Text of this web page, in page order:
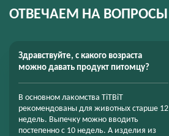
ОТВЕЧАЕМ НА ВОПРОСЫ
Здравствуйте, с какого возраста
можно давать продукт питомцу?
В основном лакомства TiTBiT
рекомендованы для животных старше 12
недель. Выпечку можно вводить
постепенно с 10 недель. А изделия из